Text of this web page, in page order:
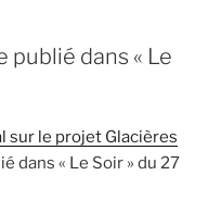
publié dans « Le
sur le projet Glacières
dans « Le Soir » du 27